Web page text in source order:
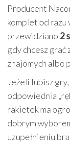
Producent
komplet od razu
przewidziano 2
gdy chcesz grać
znajomych albo
Jeżeli lubisz
odpowiednia
rakietek ma
dobrym
uzupełnieniu